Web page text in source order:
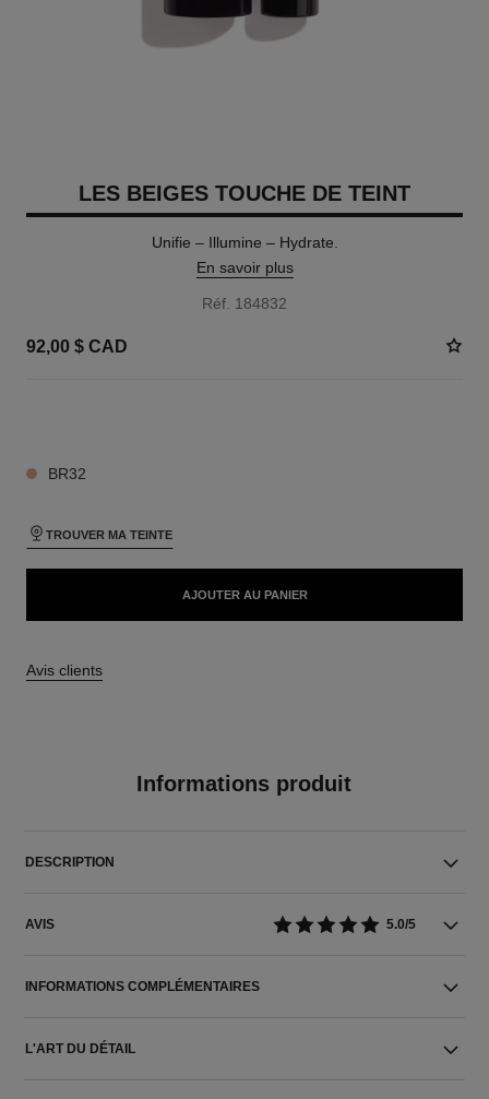
LES BEIGES TOUCHE DE TEINT
Unifie – Illumine – Hydrate.
En savoir plus
Réf. 184832
92,00 $ CAD
BR32
TROUVER MA TEINTE
AJOUTER AU PANIER
Avis clients
Informations produit
DESCRIPTION
AVIS 5.0/5
INFORMATIONS COMPLÉMENTAIRES
L'ART DU DÉTAIL